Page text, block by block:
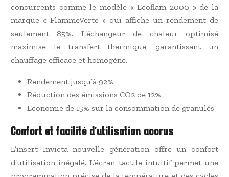
concurrents comme le modèle « Ecoflam 2000 » de la
marque « FlammeVerte » qui affiche un rendement de
seulement 85%. L’échangeur de chaleur optimisé
maximise le transfert thermique, garantissant un
chauffage efficace et homogène.
Rendement jusqu’à 92%
Réduction des émissions CO2 de 12%
Economie de 15% sur la consommation de granulés
Confort et facilité d’utilisation accrus
L’insert Invicta nouvelle génération offre un confort
d’utilisation inégalé. L’écran tactile intuitif permet une